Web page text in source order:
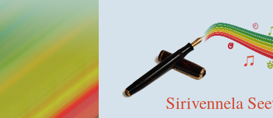
Sirivennela